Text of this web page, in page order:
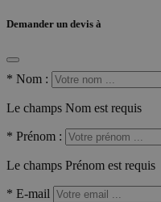
Demander un devis à
* Nom :
Le champs Nom est requis
* Prénom :
Le champs Prénom est requis
* E-mail